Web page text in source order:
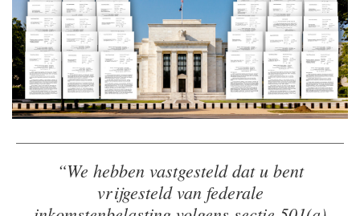
“We hebben vastgesteld dat u bent
vrijgesteld van federale